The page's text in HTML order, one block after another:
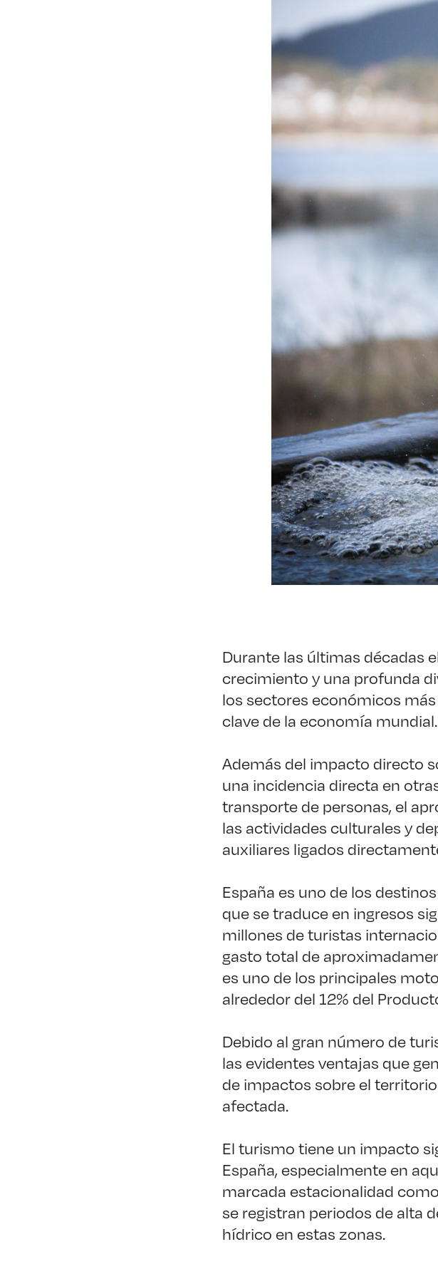
Durante las últimas décadas
crecimiento y una profunda
los sectores económicos
clave de la economía mundial.
Además del impacto directo
una incidencia directa en
transporte de personas, el
las actividades culturales y
auxiliares ligados
España es uno de los
que se traduce en ingresos
millones de turistas
gasto total de
es uno de los principales
alrededor del 12% del
Debido al gran número de
las evidentes ventajas que
de impactos sobre el
afectada.
El turismo tiene un impacto
España, especialmente en
marcada estacionalidad
se registran periodos de alta
hídrico en estas zonas.